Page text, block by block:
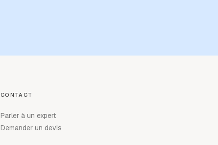
CONTACT
Parler à un expert
Demander un devis